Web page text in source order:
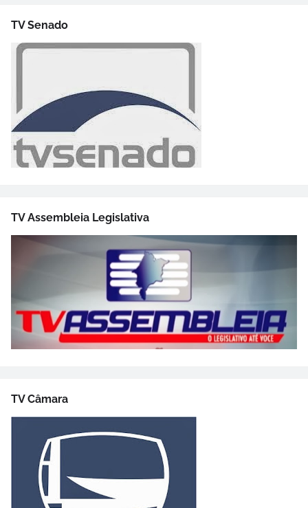
TV Senado
TV Assembleia Legislativa
TV Câmara